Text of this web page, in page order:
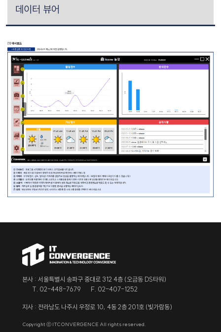
데이터 뷰어
본사 : 서울특별시 송파구 중대로 312 4층 (오금동 DS타워)
T. 02-448-7679
F. 02-407-1252
지사 : 전라남도 나주시 우정로 10, 4동 2층 201호 (빛가람동)
Copyright ⓒ ITCONVERGENCE All rights reserved.